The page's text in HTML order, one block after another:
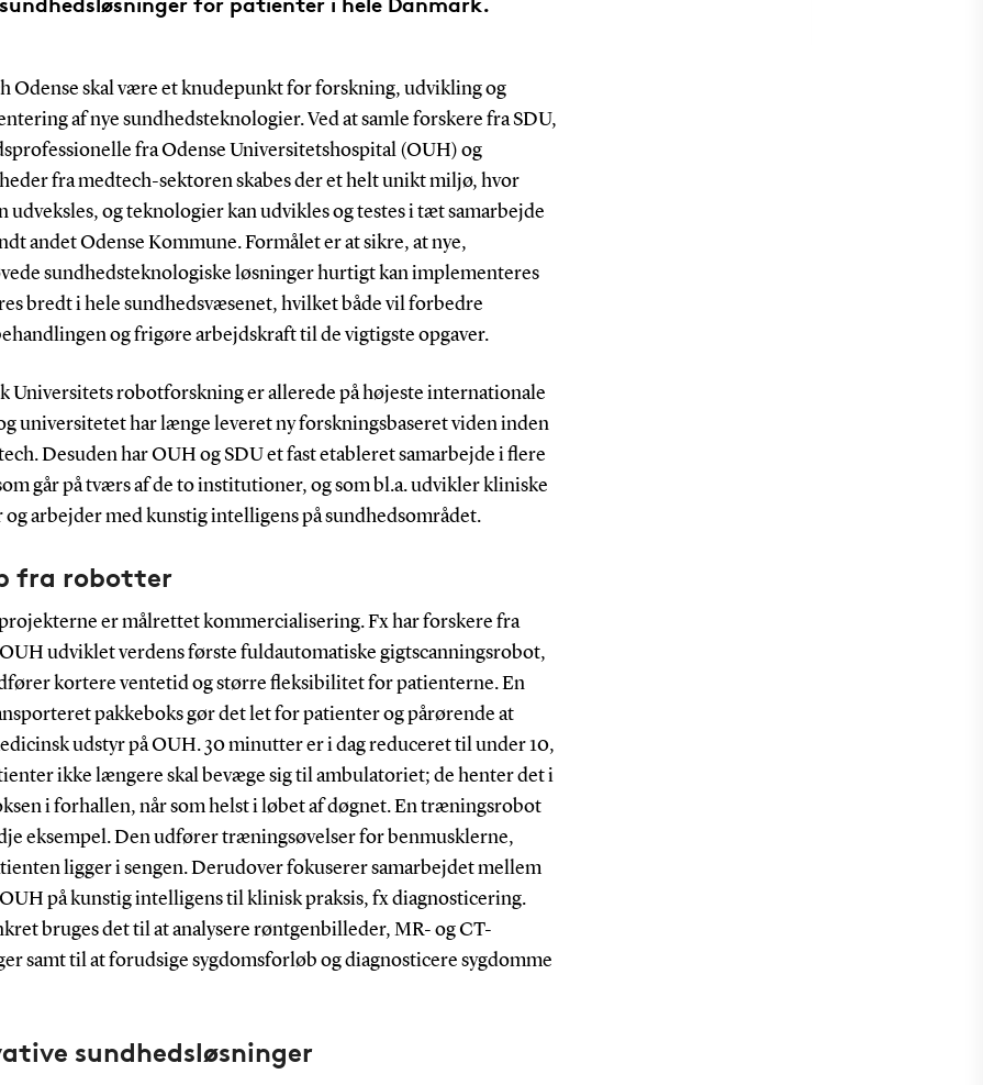
Odense skal være et knudepunkt for forskning, udvikling og
af nye sundhedsteknologier. Ved at samle forskere fra SDU,
fra Odense Universitetshospital (OUH) og
fra medtech-sektoren skabes der et helt unikt miljø, hvor
udveksles, og teknologier kan udvikles og testes i tæt samarbejde
andet Odense Kommune. Formålet er at sikre, at nye,
sundhedsteknologiske løsninger hurtigt kan implementeres
bredt i hele sundhedsvæsenet, hvilket både vil forbedre
og frigøre arbejdskraft til de vigtigste opgaver.
Universitets robotforskning er allerede på højeste internationale
universitetet har længe leveret ny forskningsbaseret viden inden
Desuden har OUH og SDU et fast etableret samarbejde i flere
går på tværs af de to institutioner, og som bl.a. udvikler kliniske
arbejder med kunstig intelligens på sundhedsområdet.
fra robotter
er målrettet kommercialisering. Fx har forskere fra
udviklet verdens første fuldautomatiske gigtscanningsrobot,
kortere ventetid og større fleksibilitet for patienterne. En
pakkeboks gør det let for patienter og pårørende at
udstyr på OUH. 30 minutter er i dag reduceret til under 10,
ikke længere skal bevæge sig til ambulatoriet; de henter det i
i forhallen, når som helst i løbet af døgnet. En træningsrobot
eksempel. Den udfører træningsøvelser for benmusklerne,
ligger i sengen. Derudover fokuserer samarbejdet mellem
på kunstig intelligens til klinisk praksis, fx diagnosticering.
bruges det til at analysere røntgenbilleder, MR- og CT-
samt til at forudsige sygdomsforløb og diagnosticere sygdomme
sundhedsløsninger